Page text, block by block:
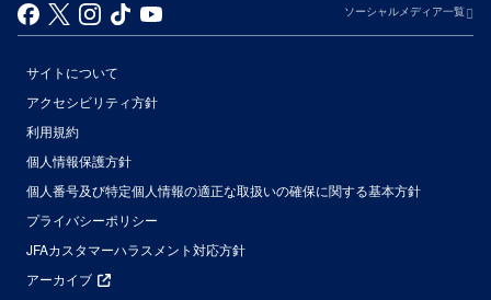
ソーシャルメディア一覧
サイトについて
アクセシビリティ方針
利用規約
個人情報保護方針
個人番号及び特定個人情報の適正な取扱いの確保に関する基本方針
プライバシーポリシー
JFAカスタマーハラスメント対応方針
アーカイブ